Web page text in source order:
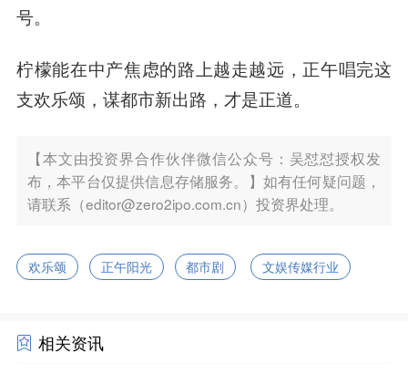
号。
柠檬能在中产焦虑的路上越走越远，正午唱完这
支欢乐颂，谋都市新出路，才是正道。
【本文由投资界合作伙伴微信公众号：吴怼怼授权发
布，本平台仅提供信息存储服务。】如有任何疑问题，
请联系（editor@zero2ipo.com.cn）投资界处理。
欢乐颂 正午阳光 都市剧 文娱传媒行业
相关资讯